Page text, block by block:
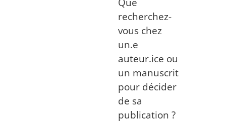
recherchez-
vous chez
un.e
auteur.ice ou
un manuscrit
pour décider
de sa
publication ?